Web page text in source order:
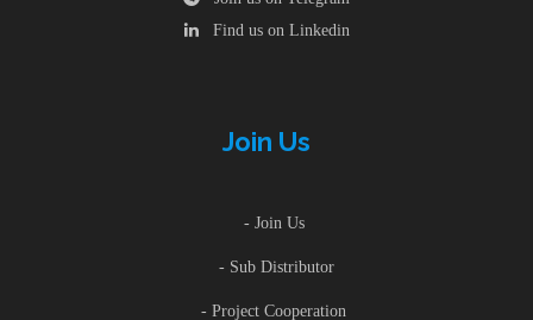
Find us on Linkedin
Join Us
- Join Us
- Sub Distributor
- Project Cooperation